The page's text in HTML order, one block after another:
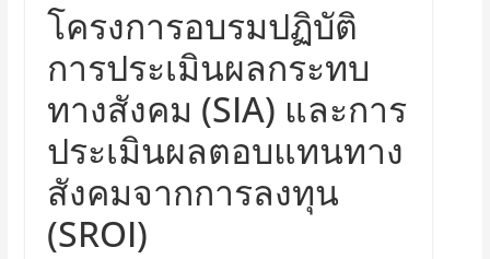
โครงการอบรมปฏิบัติ
การประเมินผลกระทบ
ทางสังคม (SIA) และการ
ประเมินผลตอบแทนทาง
สังคมจากการลงทุน
(SROI)